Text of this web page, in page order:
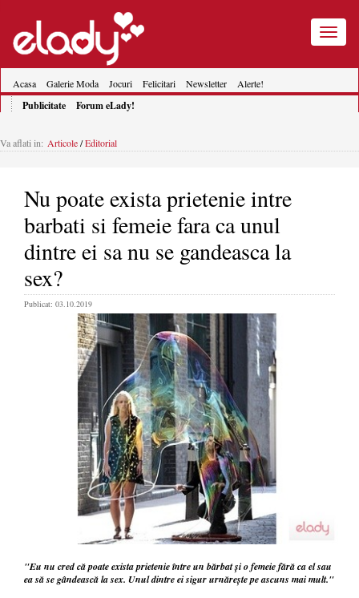
Toggle
Acasa Galerie Moda Jocuri Felicitari Newsletter Alerte!
Publicitate Forum eLady!
Va aflati in: Articole/Editorial
Nu poate exista prietenie intre
barbati si femeie fara ca unul
dintre ei sa nu se gandeasca la
sex?
Publicat: 03.10.2019
"Eu nu cred că poate exista prietenie între un bărbat și o femeie fără ca el sau
ea să se gândească la sex. Unul dintre ei sigur urnărește pe ascuns mai mult."